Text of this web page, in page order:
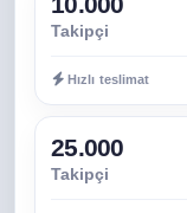
Takipçi
Hızlı teslimat
25.000
Takipçi